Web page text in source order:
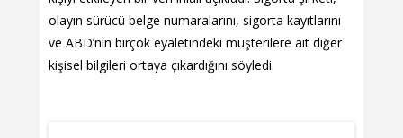
olayın sürücü belge numaralarını, sigorta kayıtlarını
ve ABD’nin birçok eyaletindeki müşterilere ait diğer
kişisel bilgileri ortaya çıkardığını söyledi.